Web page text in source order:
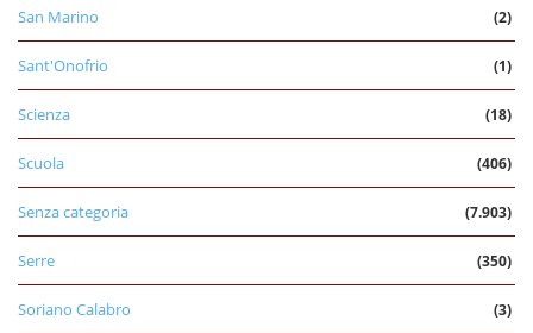
San Marino (2)
Sant'Onofrio (1)
Scienza (18)
Scuola (406)
Senza categoria (7.903)
Serre (350)
Soriano Calabro (3)